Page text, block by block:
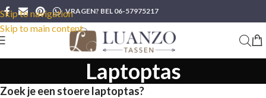
Skip to navigation
Skip to main content
VRAGEN? BEL 06-57975217
Laptoptas
Zoek je een stoere laptoptas?